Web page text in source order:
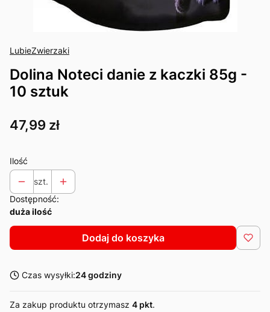
LubieZwierzaki
Dolina Noteci danie z kaczki 85g -
10 sztuk
Cena
47,99 zł
Ilość
szt.
Dostępność:
duża ilość
Dodaj do koszyka
Czas wysyłki:24 godziny
Za zakup produktu otrzymasz 4 pkt.